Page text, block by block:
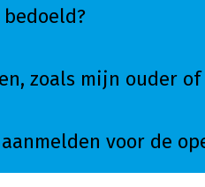
zoals mijn ouder
voor de